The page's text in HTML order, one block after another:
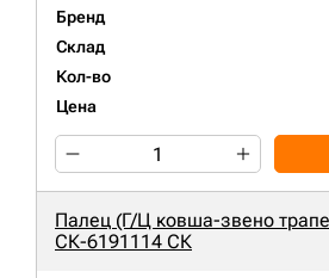
Бренд
Склад
Кол-во
Цена
Палец (Г/Ц ковша-звено
СК-6191114 СК